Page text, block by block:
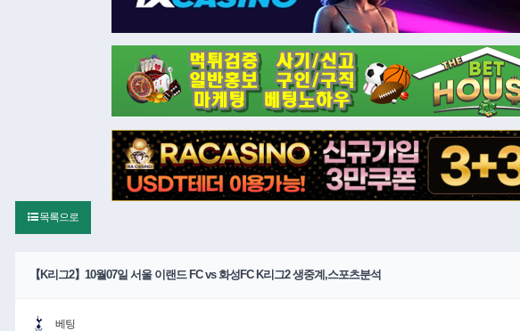
목록으로
【K리그2】10월07일 서울 이랜드 FC vs 화성FC K리그2 생중계,스포츠분석
베팅